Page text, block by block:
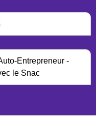
Entrepreneur -
le Snac